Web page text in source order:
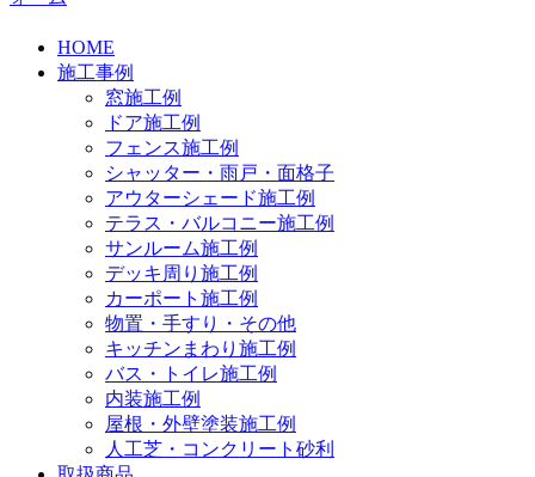
HOME
施工事例
窓施工例
ドア施工例
フェンス施工例
シャッター・雨戸・面格子
アウターシェード施工例
テラス・バルコニー施工例
サンルーム施工例
デッキ周り施工例
カーポート施工例
物置・手すり・その他
キッチンまわり施工例
バス・トイレ施工例
内装施工例
屋根・外壁塗装施工例
人工芝・コンクリート砂利